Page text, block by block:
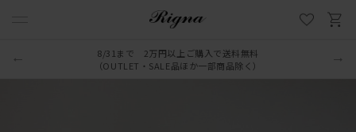
8/31まで 2万円以上ご購入で送料無料
（OUTLET・SALE品ほか一部商品除く）